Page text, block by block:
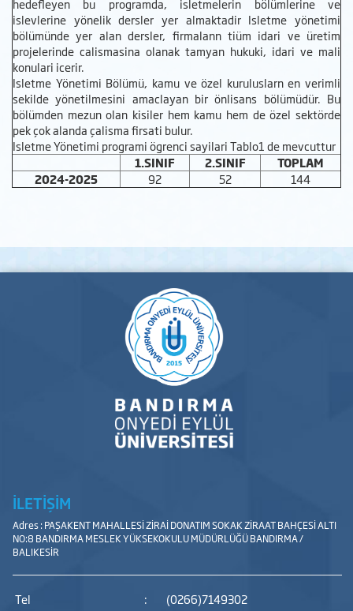
hedefleyen bu programda, isletmelerin bölümlerine ve
islevlerine yönelik dersler yer almaktadir Isletme yönetimi
bölümünde yer alan dersler, firmalann tiüm idari ve üretim
projelerinde calismasina olanak tamyan hukuki, idari ve mali
konulari icerir.
Isletme Yönetimi Bölümü, kamu ve özel kuruluslarn en verimli
sekilde yönetilmesini amaclayan bir önlisans bölümüdür. Bu
bölümden mezun olan kisiler hem kamu hem de özel sektörde
pek çok alanda çalisma firsati bulur.
Isletme Yönetimi programi ögrenci sayilari Tablo1 de mevcuttur
1.SINIF
2.SINIF
TOPLAM
2024-2025
92 52 144
İLETİŞİM
Adres : PAŞAKENT MAHALLESİ ZİRAİ DONATIM SOKAK ZİRAAT BAHÇESİ ALTI
NO:8 BANDIRMA MESLEK YÜKSEKOKULU MÜDÜRLÜĞÜ BANDIRMA /
BALIKESİR
Tel :
(0266)7149302